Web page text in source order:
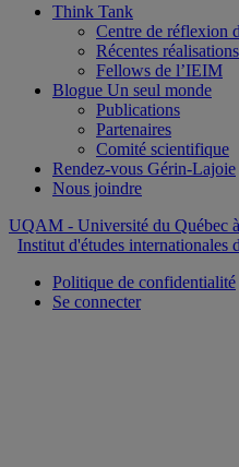
Think Tank
Centre de réflexion
Récentes réalisations
Fellows de l’IEIM
Blogue Un seul monde
Publications
Partenaires
Comité scientifique
Rendez-vous Gérin-Lajoie
Nous joindre
UQAM - Université du Québec
Institut d'études
Politique de confidentialité
Se connecter